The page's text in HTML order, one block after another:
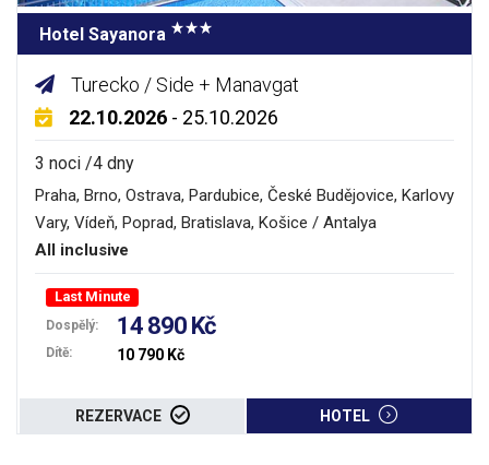
Hotel Sayanora
Turecko / Side + Manavgat
22.10.2026 - 25.10.2026
3 noci /4 dny
Praha, Brno, Ostrava, Pardubice, České Budějovice, Karlovy
Vary, Vídeň, Poprad, Bratislava, Košice / Antalya
All inclusive
Last Minute
Dospělý: 14 890 Kč
Dítě: 10 790 Kč
REZERVACE HOTEL